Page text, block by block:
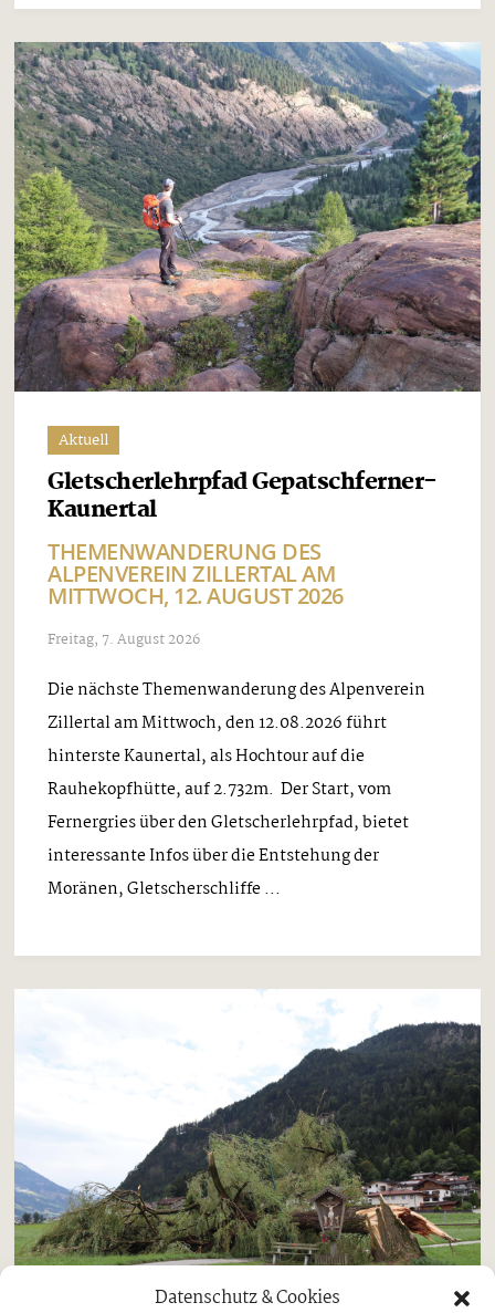
Datenschutz & Cookies
Aktuell
Gletscherlehrpfad Gepatschferner-
Kaunertal
THEMENWANDERUNG DES
ALPENVEREIN ZILLERTAL AM
MITTWOCH, 12. AUGUST 2026
Freitag, 7. August 2026
Die nächste Themenwanderung des Alpenverein
Zillertal am Mittwoch, den 12.08.2026 führt
hinterste Kaunertal, als Hochtour auf die
Rauhekopfhütte, auf 2.732m. Der Start, vom
Fernergries über den Gletscherlehrpfad, bietet
interessante Infos über die Entstehung der
Moränen, Gletscherschliffe ...